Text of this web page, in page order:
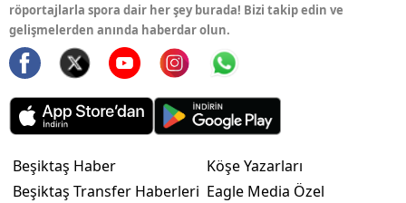
röportajlarla spora dair her şey burada! Bizi takip edin ve
gelişmelerden anında haberdar olun.
Beşiktaş Haber
Beşiktaş Transfer Haberleri
Köşe Yazarları
Eagle Media Özel